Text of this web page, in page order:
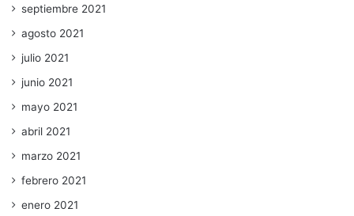
septiembre 2021
agosto 2021
julio 2021
junio 2021
mayo 2021
abril 2021
marzo 2021
febrero 2021
enero 2021